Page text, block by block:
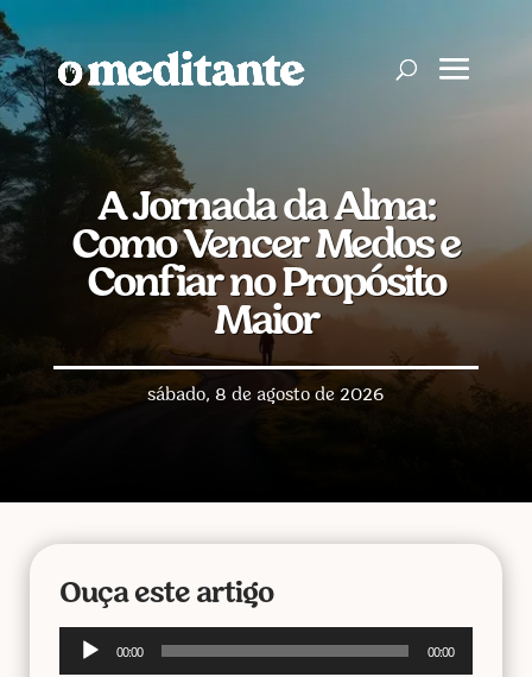
A Jornada da Alma:
Como Vencer Medos e
Confiar no Propósito
Maior
sábado, 8 de agosto de 2026
Ouça este artigo
Tocador
00:00 00:00